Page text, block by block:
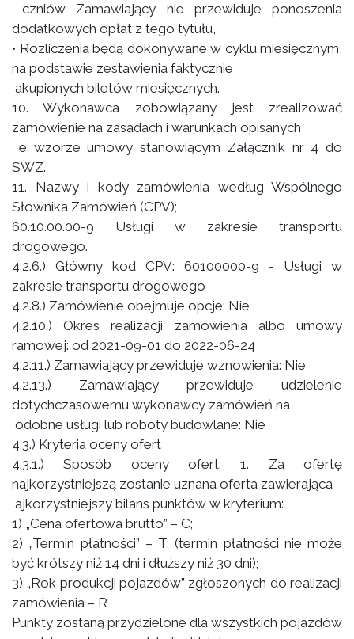
czniów Zamawiający nie przewiduje ponoszenia
dodatkowych opłat z tego tytułu,
• Rozliczenia będą dokonywane w cyklu miesięcznym,
na podstawie zestawienia faktycznie
akupionych biletów miesięcznych.
10. Wykonawca zobowiązany jest zrealizować
zamówienie na zasadach i warunkach opisanych
e wzorze umowy stanowiącym Załącznik nr 4 do
SWZ.
11. Nazwy i kody zamówienia według Wspólnego
Słownika Zamówień (CPV);
60.10.00.00-9 Usługi w zakresie transportu
drogowego.
4.2.6.) Główny kod CPV: 60100000-9 - Usługi w
zakresie transportu drogowego
4.2.8.) Zamówienie obejmuje opcje: Nie
4.2.10.) Okres realizacji zamówienia albo umowy
ramowej: od 2021-09-01 do 2022-06-24
4.2.11.) Zamawiający przewiduje wznowienia: Nie
4.2.13.) Zamawiający przewiduje udzielenie
dotychczasowemu wykonawcy zamówień na
odobne usługi lub roboty budowlane: Nie
4.3.) Kryteria oceny ofert
4.3.1.) Sposób oceny ofert: 1. Za ofertę
najkorzystniejszą zostanie uznana oferta zawierająca
ajkorzystniejszy bilans punktów w kryterium:
1) „Cena ofertowa brutto” – C;
2) „Termin płatności” – T; (termin płatności nie może
być krótszy niż 14 dni i dłuższy niż 30 dni);
3) „Rok produkcji pojazdów” zgłoszonych do realizacji
zamówienia – R
Punkty zostaną przydzielone dla wszystkich pojazdów